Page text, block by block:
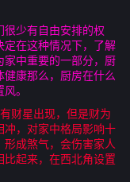
少有自由安排的权
在这种情况下，了解
中重要的一部分，厨
康那么，厨房在什么
。
财星出现，但是财为
，对家中格局影响十
成煞气，会伤害家人
起来，在西北角设置